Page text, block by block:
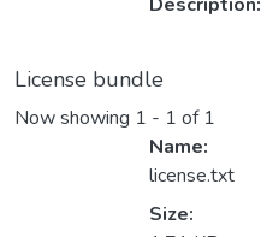
License bundle
Now showing 1 - 1 of 1
Name:
license.txt
Size: